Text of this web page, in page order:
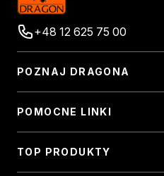
+48 12 625 75 00
POZNAJ DRAGONA
POMOCNE LINKI
TOP PRODUKTY